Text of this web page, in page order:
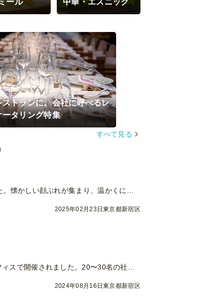
トランに。会社に呼べるレ
タリング特集
すべて見る
2025年02月23日東京都新宿区
2024年08月16日東京都新宿区